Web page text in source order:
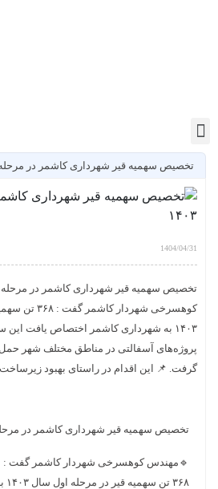
قیر شهرداری کاشمر در مرحله اول سال ۱۴۰۳
تخصیص
کوهسرخی شهردار کاشمر گفت : ۳۶۸ تن سهمیه قیر
شهرداری کاشمر اختصاص یافت این سهمیه به‌زودی
در مناطق مختلف شهر حمل و مورد استفاده
اقدام در راستای بهبود زیرساخت‌های […]
قیر شهرداری کاشمر در مرحله اول سال ۱۴۰۳
شهردار کاشمر گفت :
۳۶۸ تن سهمیه قیر در مرحله اول سال ۱۴۰۳ به شهرداری